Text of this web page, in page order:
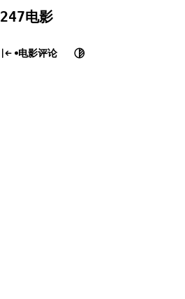
to
247电影
电影评论